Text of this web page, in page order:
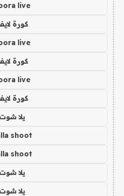
live
كورة
live
كورة
live
كورة
يلا شوت
shoot
shoot
يلا شوت
يلا شوت